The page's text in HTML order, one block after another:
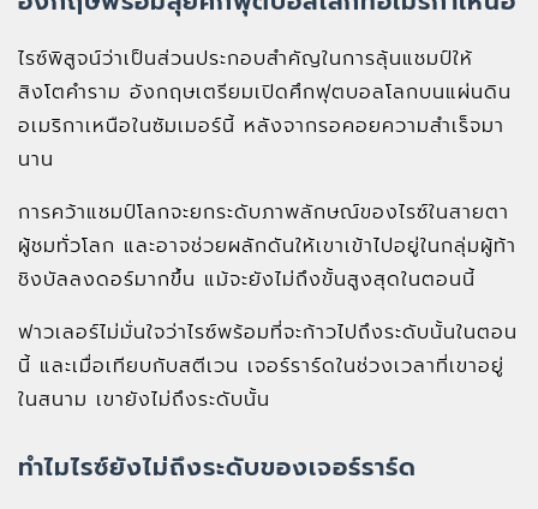
ไรซ์พิสูจน์ว่าเป็นส่วนประกอบสำคัญในการลุ้นแชมป์ให้
สิงโตคำราม อังกฤษเตรียมเปิดศึกฟุตบอลโลกบนแผ่นดิน
อเมริกาเหนือในซัมเมอร์นี้ หลังจากรอคอยความสำเร็จมา
นาน
การคว้าแชมป์โลกจะยกระดับภาพลักษณ์ของไรซ์ในสายตา
ผู้ชมทั่วโลก และอาจช่วยผลักดันให้เขาเข้าไปอยู่ในกลุ่มผู้ท้า
ชิงบัลลงดอร์มากขึ้น แม้จะยังไม่ถึงขั้นสูงสุดในตอนนี้
ฟาวเลอร์ไม่มั่นใจว่าไรซ์พร้อมที่จะก้าวไปถึงระดับนั้นในตอน
นี้ และเมื่อเทียบกับสตีเวน เจอร์ราร์ดในช่วงเวลาที่เขาอยู่
ในสนาม เขายังไม่ถึงระดับนั้น
ทำไมไรซ์ยังไม่ถึงระดับของเจอร์ราร์ด